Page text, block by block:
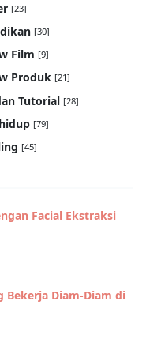
[23]
[30]
Film [9]
Produk [21]
Tutorial [28]
[79]
[45]
Facial Ekstraksi
Bekerja Diam-Diam di